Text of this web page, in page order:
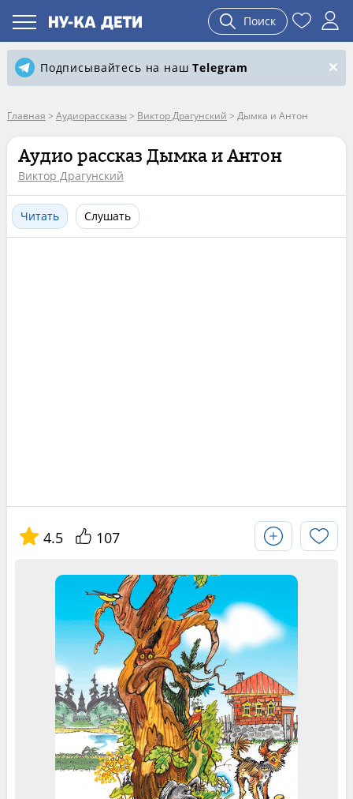
Поиск
Подписывайтесь на нашTelegram
Главная > Аудиорассказы > Виктор Драгунский > Дымка и Антон
Аудио рассказ Дымка и Антон
Виктор Драгунский
Читать Слушать
4.5 107